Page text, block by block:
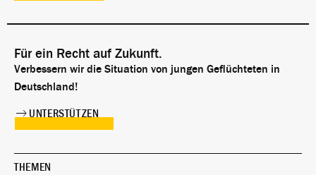
Für ein Recht auf Zukunft.
Verbessern wir die Situation von jungen Geflüchteten in
Deutschland!
UNTERSTÜTZEN
THEMEN